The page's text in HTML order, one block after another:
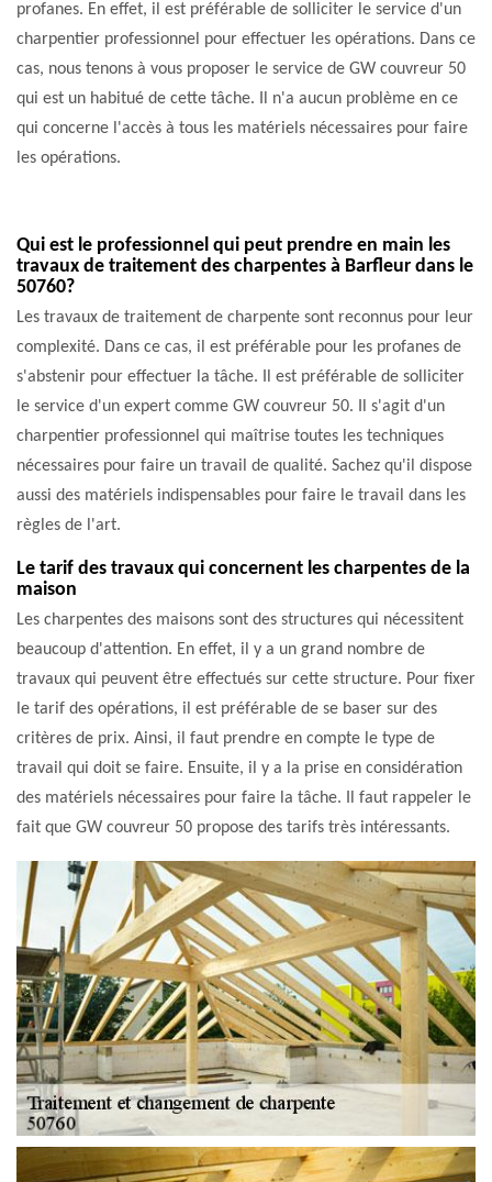
profanes. En effet, il est préférable de solliciter le service d'un
charpentier professionnel pour effectuer les opérations. Dans ce
cas, nous tenons à vous proposer le service de GW couvreur 50
qui est un habitué de cette tâche. Il n'a aucun problème en ce
qui concerne l'accès à tous les matériels nécessaires pour faire
les opérations.
Qui est le professionnel qui peut prendre en main les
travaux de traitement des charpentes à Barfleur dans le
50760?
Les travaux de traitement de charpente sont reconnus pour leur
complexité. Dans ce cas, il est préférable pour les profanes de
s'abstenir pour effectuer la tâche. Il est préférable de solliciter
le service d'un expert comme GW couvreur 50. Il s'agit d'un
charpentier professionnel qui maîtrise toutes les techniques
nécessaires pour faire un travail de qualité. Sachez qu'il dispose
aussi des matériels indispensables pour faire le travail dans les
règles de l'art.
Le tarif des travaux qui concernent les charpentes de la
maison
Les charpentes des maisons sont des structures qui nécessitent
beaucoup d'attention. En effet, il y a un grand nombre de
travaux qui peuvent être effectués sur cette structure. Pour fixer
le tarif des opérations, il est préférable de se baser sur des
critères de prix. Ainsi, il faut prendre en compte le type de
travail qui doit se faire. Ensuite, il y a la prise en considération
des matériels nécessaires pour faire la tâche. Il faut rappeler le
fait que GW couvreur 50 propose des tarifs très intéressants.